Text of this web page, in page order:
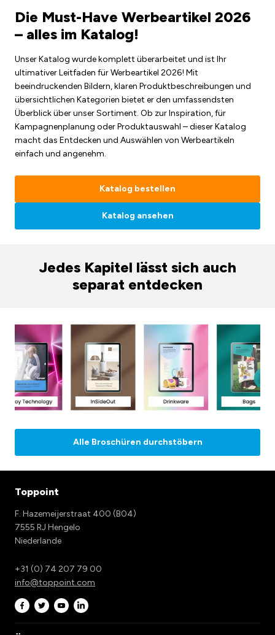
Die Must-Have Werbeartikel 2026
– alles im Katalog!
Unser Katalog wurde komplett überarbeitet und ist Ihr
ultimativer Leitfaden für Werbeartikel 2026! Mit
beeindruckenden Bildern, klaren Produktbeschreibungen und
übersichtlichen Kategorien bietet er den umfassendsten
Überblick über unser Sortiment. Ob zur Inspiration, für
Kampagnenplanung oder Produktauswahl – dieser Katalog
macht das Entdecken und Auswählen von Werbeartikeln
einfach und angenehm.
Katalog bestellen
Katalog ansehen
Jedes Kapitel lässt sich auch
separat entdecken
Alle Broschüren durchstöbern
Toppoint
F. Hazemeijerstraat 400 (B04)
7555 RJ Hengelo
Niederlande
+31 (0) 74 207 79 00
info@toppoint.com